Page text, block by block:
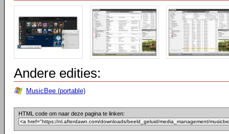
Andere edities:
MusicBee (portable)
HTML code om naar deze pagina te linken: